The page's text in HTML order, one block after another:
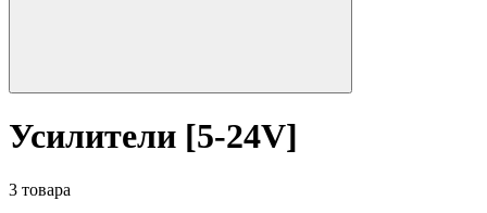
Усилители [5-24V]
3 товара